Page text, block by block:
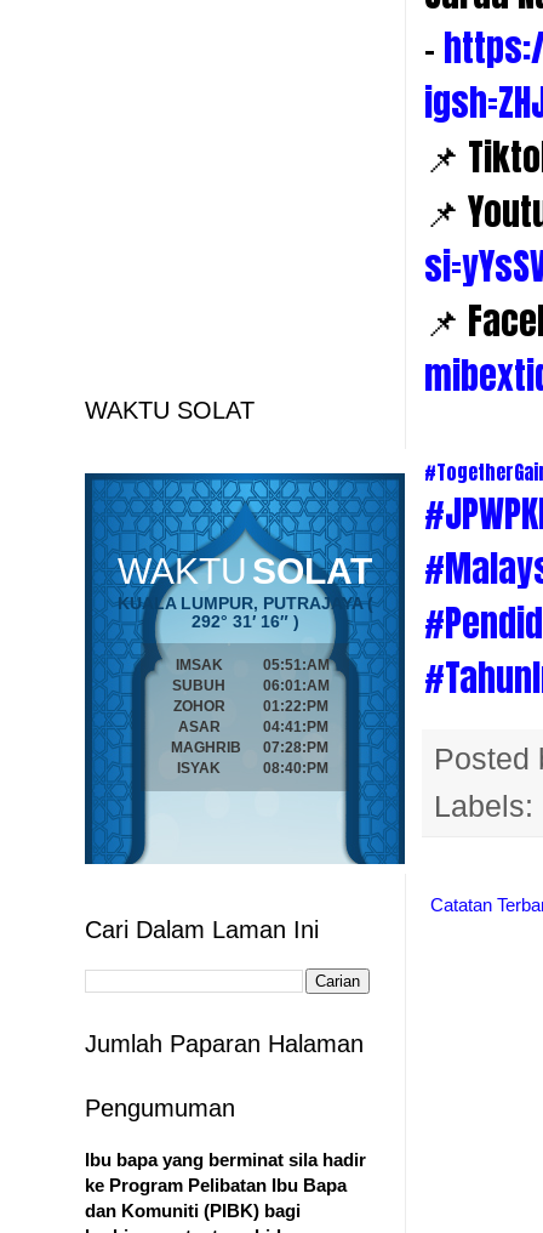
-
📌
📌
📌
Labels:
Catatan
WAKTU SOLAT
Cari Dalam Laman Ini
Jumlah Paparan Halaman
Pengumuman
Ibu bapa yang berminat sila hadir
ke Program Pelibatan Ibu Bapa
dan Komuniti (PIBK) bagi